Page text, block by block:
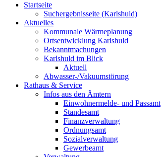
Startseite
Suchergebnisseite (Karlshuld)
Aktuelles
Kommunale Wärmeplanung
Ortsentwicklung Karlshuld
Bekanntmachungen
Karlshuld im Blick
Aktuell
Abwasser-/Vakuumstörung
Rathaus & Service
Infos aus den Ämtern
Einwohnermelde- und Passamt
Standesamt
Finanzverwaltung
Ordnungsamt
Sozialverwaltung
Gewerbeamt